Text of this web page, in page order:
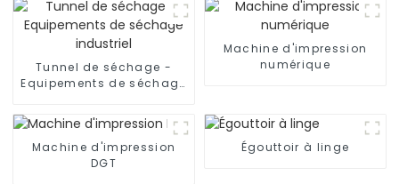
Tunnel de séchage -
Equipements de séchage
Machine d'impression
numérique
Machine d'impression
DGT
Égouttoir à linge